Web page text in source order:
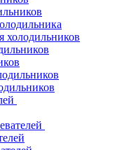
холодильников